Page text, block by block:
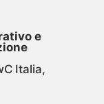
e
Italia,